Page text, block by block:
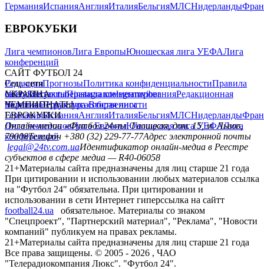
ГерманияИспанияАнглияИталияБельгияМЛСНидерланды
ЕВРОКУБКИ
Лига чемпионовЛига ЕвропыЮношеская лига УЕФАЛига
конференций
САЙТ ФУТБОЛ 24
РедакцияПрогнозыПолитика конфиденциальностиПравила
сайтуКонтактыПравила комментированияРедакционная
политикаСтруктура собственности
Соц. сети
facebookxyoutubeinstagramtelegramviber
УКРАИНА
УкраинаПервая лигаВторая лига
ЧЕМПИОНАТЫ
ГерманияИспанияАнглияИталияБельгияМЛСНидерланды
ЕВРОКУБКИ
Лига чемпионовЛига ЕвропыЮношеская лига УЕФАЛига
конференций
Онлайн-медиа «Футбол 24»пл. Галицкая, дом. 15, м. Львов,
79008Телефон +380 (32) 229-77-77Адрес электронной почты
legal@24tv.com.uaИдентификатор онлайн-медиа в Реестре
субъектов в сфере медиа — R40-06058
21+Материалы сайта предназначены для лиц старше 21 года
При цитировании и использовании любых материалов ссылка
на "Футбол 24" обязательна. При цитировании и
использовании в сети Интернет гиперссылка на сайтт
football24.ua
обязательное. Материалы со знаком
"Спецпроект", "Партнерский материал", "Реклама", "Новости
компаний" публикуем на правах рекламы.
21+Материалы сайта предназначены для лиц старше 21 года
Все права защищены. © 2005 - 2026 , ЧАО
"Телерадиокомпания Люкс". "Футбол 24".